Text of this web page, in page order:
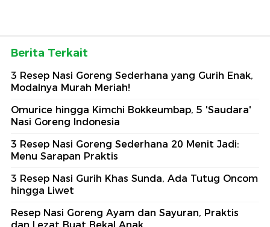
Berita Terkait
3 Resep Nasi Goreng Sederhana yang Gurih Enak,
Modalnya Murah Meriah!
Omurice hingga Kimchi Bokkeumbap, 5 'Saudara'
Nasi Goreng Indonesia
3 Resep Nasi Goreng Sederhana 20 Menit Jadi:
Menu Sarapan Praktis
3 Resep Nasi Gurih Khas Sunda, Ada Tutug Oncom
hingga Liwet
Resep Nasi Goreng Ayam dan Sayuran, Praktis
dan Lezat Buat Bekal Anak